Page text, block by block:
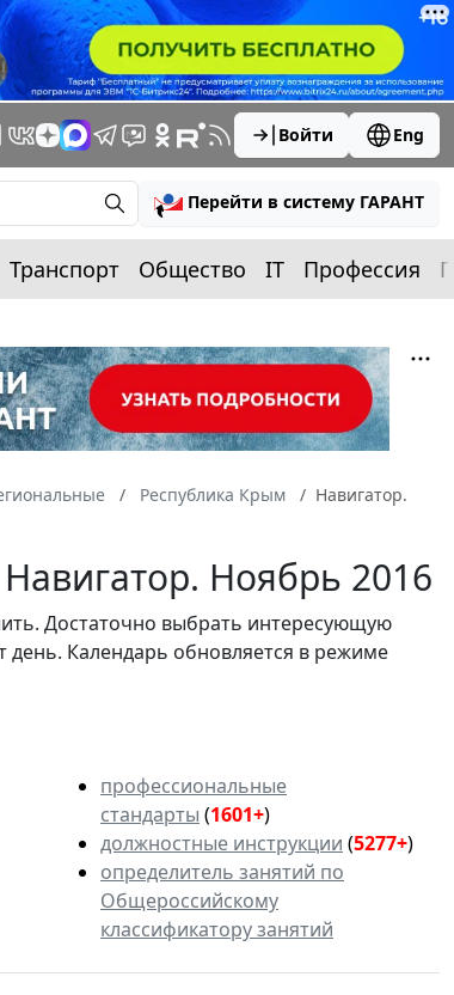
Войти Eng
Перейти в систему ГАРАНТ
Транспорт Общество IT Профессия
Республика Крым
Навигатор.
Ноябрь 2016
Достаточно выбрать интересующую
день. Календарь обновляется в режиме
профессиональные
стандарты (1601+)
должностные инструкции (5277+)
определитель занятий по
Общероссийскому
классификатору занятий